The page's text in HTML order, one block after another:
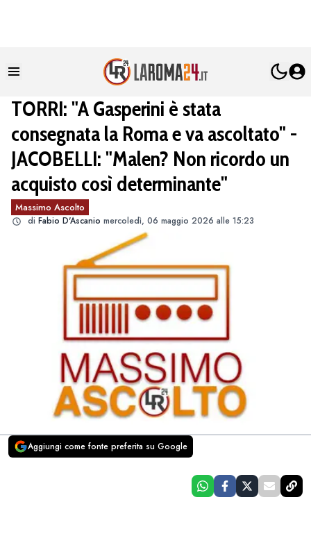
TORRI: "A Gasperini è stata
consegnata la Roma e va ascoltato" -
JACOBELLI: "Malen? Non ricordo un
acquisto così determinante"
Massimo Ascolto
di Fabio D'Ascanio mercoledì, 06 maggio 2026 alle 15:23
Aggiungi come fonte preferita su Google